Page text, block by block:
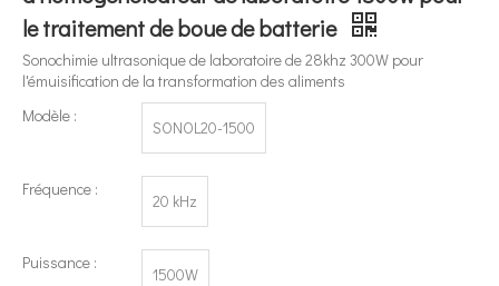
le traitement de boue de batterie
Sonochimie ultrasonique de laboratoire de 28khz 300W pour
l'émuisification de la transformation des aliments
Modèle :
SONOL20-1500
Fréquence :
20 kHz
Puissance :
1500W